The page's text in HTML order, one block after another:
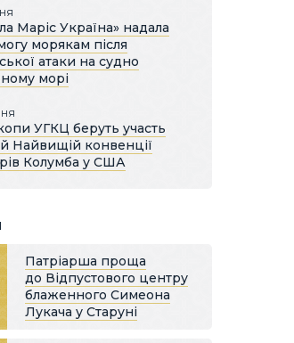
Маріс Україна» надала
морякам після
атаки на судно
морі
УГКЦ беруть участь
Найвищій конвенції
Колумба у США
Патріарша проща
до Відпустового центру
блаженного Симеона
Лукача у Старуні